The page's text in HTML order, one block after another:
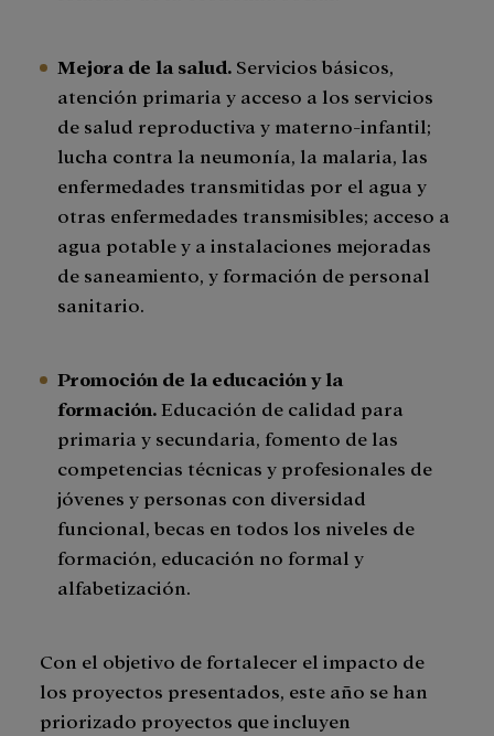
Mejora de la salud. Servicios básicos,
atención primaria y acceso a los servicios
de salud reproductiva y materno-infantil;
lucha contra la neumonía, la malaria, las
enfermedades transmitidas por el agua y
otras enfermedades transmisibles; acceso a
agua potable y a instalaciones mejoradas
de saneamiento, y formación de personal
sanitario.
Promoción de la educación y la
formación.Educación de calidad para
primaria y secundaria, fomento de las
competencias técnicas y profesionales de
jóvenes y personas con diversidad
funcional, becas en todos los niveles de
formación, educación no formal y
alfabetización.
Con el objetivo de fortalecer el impacto de
los proyectos presentados, este año se han
priorizado proyectos que incluyen